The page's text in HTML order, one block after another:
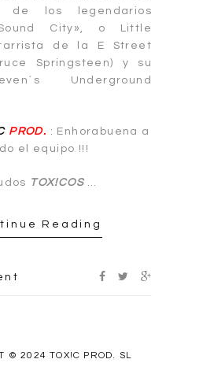
de los legendarios
City», o Little
de la E Street
Springsteen) y su
Underground
PROD. : Enhorabuena a
el equipo !!!
TOX!COS …
Reading
© 2024 TOX!C PROD. SL